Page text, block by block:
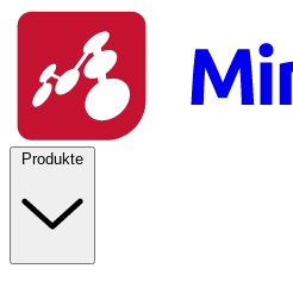
Produkte